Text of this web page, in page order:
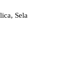
, Sela